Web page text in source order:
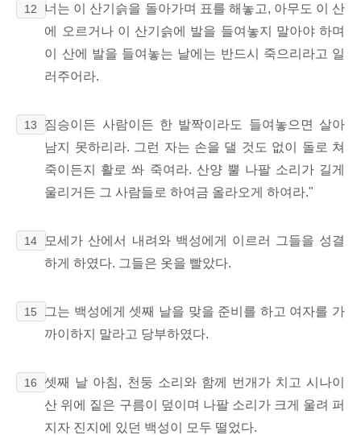
12
너는 이 산기슭을 돌아가며 표를 해놓고, 아무도 이 산
에 오르거나 이 산기슭에 발을 들여놓지 말아야 하며
이 산에 발을 들여놓는 날에는 반드시 죽으리라고 일
러주어라.
13
짐승이든 사람이든 한 발짝이라도 들여놓으면 살아
남지 못하리라. 그런 자는 손을 댈 것도 없이 돌로 쳐
죽이든지 활로 쏴 죽여라. 산양 뿔 나팔 소리가 길게
울리거든 그 사람들로 하여금 올라오게 하여라."
14
모세가 산에서 내려와 백성에게 이르러 그들을 성결
하게 하였다. 그들은 옷을 빨았다.
15
그는 백성에게 셋째 날을 맞을 준비를 하고 여자를 가
까이하지 말라고 당부하였다.
16
셋째 날 아침, 천둥 소리와 함께 번개가 치고 시나이
산 위에 짙은 구름이 덮이며 나팔 소리가 크게 울려 퍼
지자 진지에 있던 백성이 모두 떨었다.